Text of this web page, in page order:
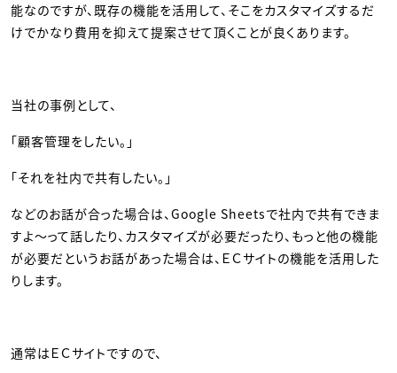
能なのですが、既存の機能を活用して、そこをカスタマイズするだ
けでかなり費用を抑えて提案させて頂くことが良くあります。
当社の事例として、
「顧客管理をしたい。」
「それを社内で共有したい。」
などのお話が合った場合は、Google Sheetsで社内で共有できま
すよ～って話したり、カスタマイズが必要だったり、もっと他の機能
が必要だというお話があった場合は、ＥＣサイトの機能を活用した
りします。
通常はＥＣサイトですので、